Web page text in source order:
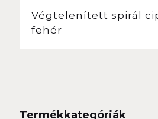
Végtelenített spirál
fehér
Termékkategóriák